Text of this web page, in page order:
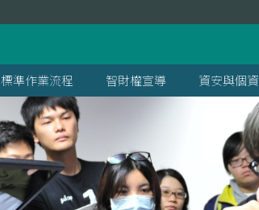
標準作業流程 智財權宣導 資安與個資